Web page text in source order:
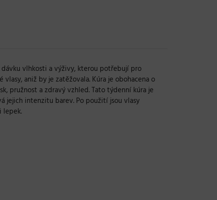
vlhkosti a výživy, kterou potřebují pro
aniž by je zatěžovala. Kúra je obohacena o
pružnost a zdravý vzhled. Tato týdenní kúra je
jejich intenzitu barev. Po použití jsou vlasy
lepek.